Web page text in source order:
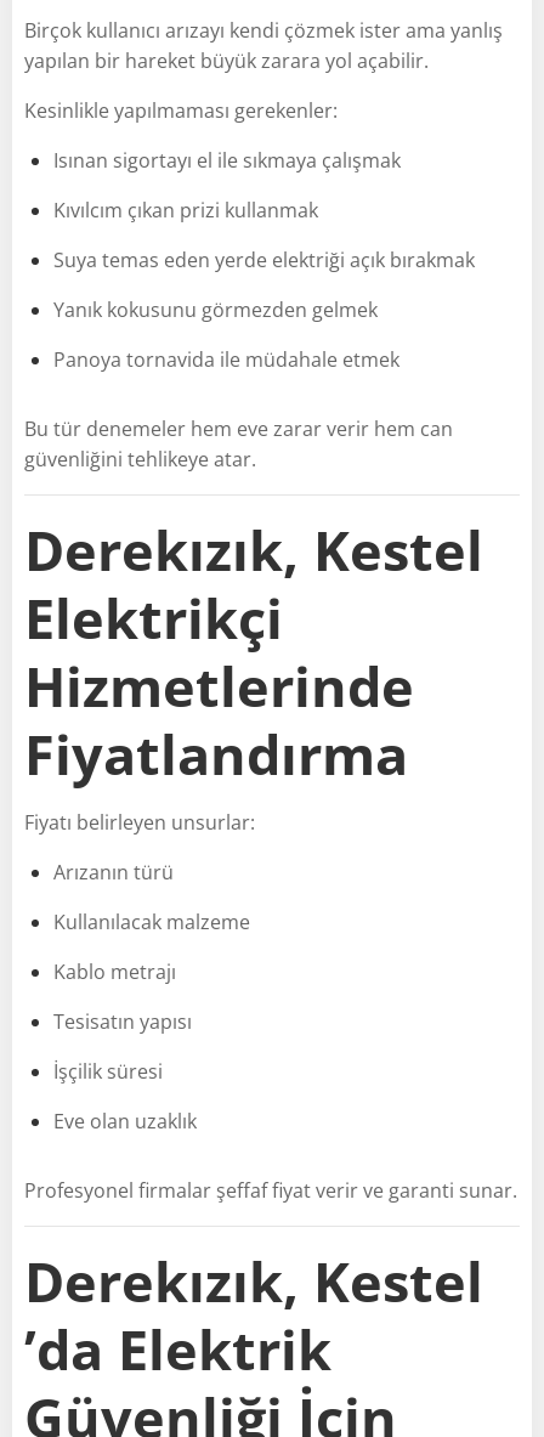
Birçok kullanıcı arızayı kendi çözmek ister ama yanlış
yapılan bir hareket büyük zarara yol açabilir.
Kesinlikle yapılmaması gerekenler:
Isınan sigortayı el ile sıkmaya çalışmak
Kıvılcım çıkan prizi kullanmak
Suya temas eden yerde elektriği açık bırakmak
Yanık kokusunu görmezden gelmek
Panoya tornavida ile müdahale etmek
Bu tür denemeler hem eve zarar verir hem can
güvenliğini tehlikeye atar.
Derekızık, Kestel
Elektrikçi
Hizmetlerinde
Fiyatlandırma
Fiyatı belirleyen unsurlar:
Arızanın türü
Kullanılacak malzeme
Kablo metrajı
Tesisatın yapısı
İşçilik süresi
Eve olan uzaklık
Profesyonel firmalar şeffaf fiyat verir ve garanti sunar.
Derekızık, Kestel
’da Elektrik
Güvenliği İçin